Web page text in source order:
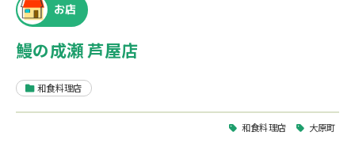
お店
鰻の成瀬 芦屋店
和食料理店
和食料理店 大原町